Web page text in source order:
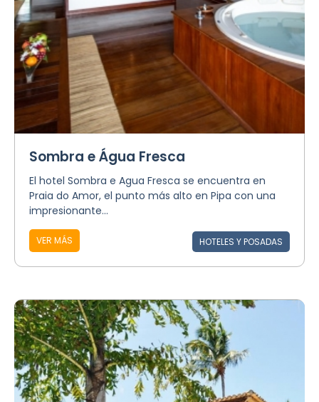
Sombra e Água Fresca
El hotel Sombra e Agua Fresca se encuentra en
Praia do Amor, el punto más alto en Pipa con una
impresionante...
VER MÁS HOTELES Y POSADAS